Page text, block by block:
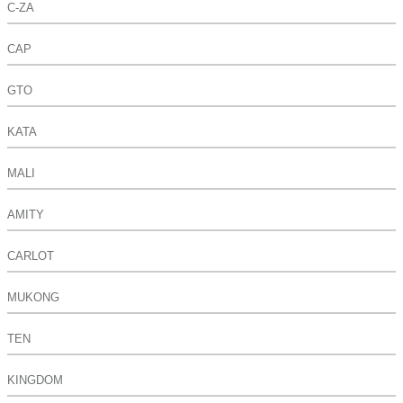
C-ZA
CAP
GTO
KATA
MALI
AMITY
CARLOT
MUKONG
TEN
KINGDOM